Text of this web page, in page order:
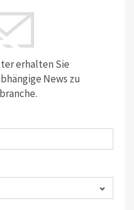
erhalten Sie
News zu